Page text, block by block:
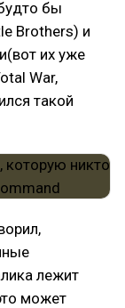
бы
Brothers) и
их уже
War,
такой
лежит
может